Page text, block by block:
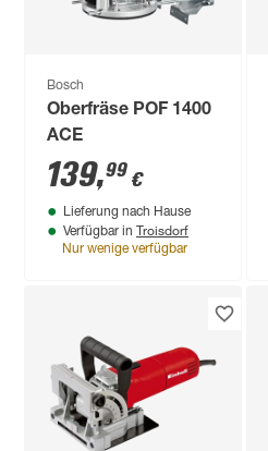
Bosch
Oberfräse POF 1400
ACE
139,99 €
Lieferung nach Hause
Verfügbar in Troisdorf
Nur wenige verfügbar